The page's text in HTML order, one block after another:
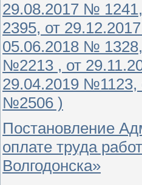
29.08.2017 №
2395, от
05.06.2018 №
№2213 , от
29.04.2019 №1123,
№2506 )
Постановление
оплате труда
Волгодонска»